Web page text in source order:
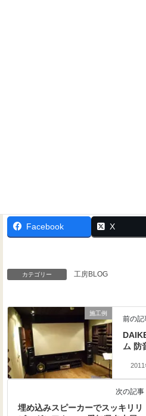
Facebook X
カテゴリー 工房BLOG
施工例
前の記
ム 防
2011
次の記事
埋め込みスピーカーでスッキリリ